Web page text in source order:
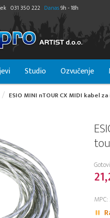
031 350 222 Danas9h - 18h
Studio Ozvučenje
ESIO MINI nTOUR CX MIDI kabel